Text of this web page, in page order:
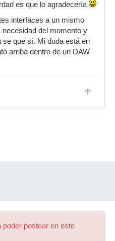
es que lo agradecería
interfaces a un mismo
necesidad del momento y
se que sí. Mi duda está en
arriba dentro de un DAW
poder postear en este